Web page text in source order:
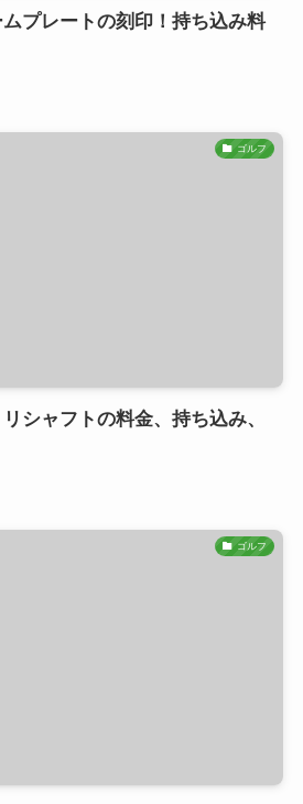
プレートの刻印！持ち込み料
ゴルフ
シャフトの料金、持ち込み、
ゴルフ